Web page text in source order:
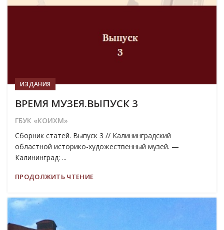
ИЗДАНИЯ
ВРЕМЯ МУЗЕЯ.ВЫПУСК 3
ГБУК «КОИХМ»
Сборник статей. Выпуск 3 // Калининградский
областной историко-художественный музей. —
Калининград: ...
ПРОДОЛЖИТЬ ЧТЕНИЕ
19
МАР